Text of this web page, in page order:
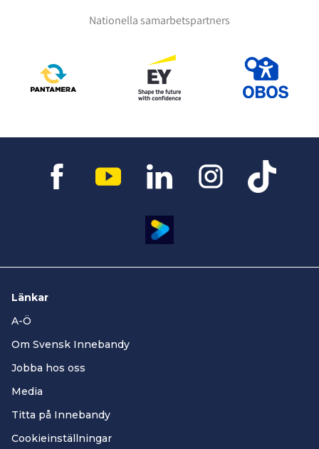
Nationella samarbetspartners
Länkar
A-Ö
Om Svensk Innebandy
Jobba hos oss
Media
Titta på Innebandy
Cookieinställningar